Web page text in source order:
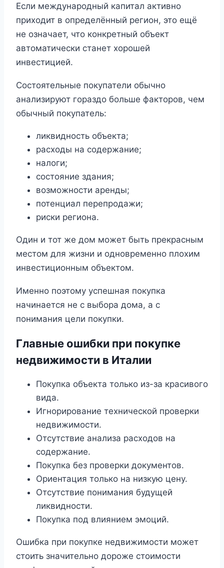
Если международный капитал активно
приходит в определённый регион, это ещё
не означает, что конкретный объект
автоматически станет хорошей
инвестицией.
Состоятельные покупатели обычно
анализируют гораздо больше факторов, чем
обычный покупатель:
ликвидность объекта;
расходы на содержание;
налоги;
состояние здания;
возможности аренды;
потенциал перепродажи;
риски региона.
Один и тот же дом может быть прекрасным
местом для жизни и одновременно плохим
инвестиционным объектом.
Именно поэтому успешная покупка
начинается не с выбора дома, а с
понимания цели покупки.
Главные ошибки при покупке
недвижимости в Италии
Покупка объекта только из-за красивого
вида.
Игнорирование технической проверки
недвижимости.
Отсутствие анализа расходов на
содержание.
Покупка без проверки документов.
Ориентация только на низкую цену.
Отсутствие понимания будущей
ликвидности.
Покупка под влиянием эмоций.
Ошибка при покупке недвижимости может
стоить значительно дороже стоимости